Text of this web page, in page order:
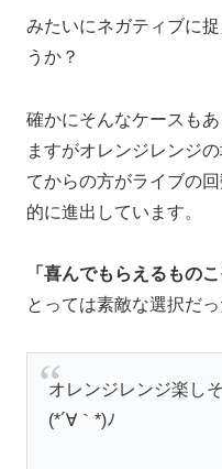
みたいにネガティブに
うか？
確かにそんなケースも
ますがオレンジレンジ
てからの方がライブの
的に進出しています。
「喜んでもらえるものこ
とっては素敵な選択だ
オレンジレンジ楽し
(*´∀｀*)ﾉ